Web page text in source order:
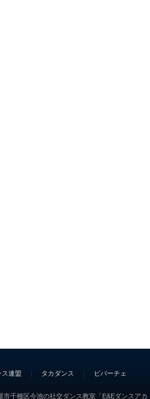
連盟 タカダンス ビバーチェ
千種区今池の社交ダンス教室「E&Eダンスアカ